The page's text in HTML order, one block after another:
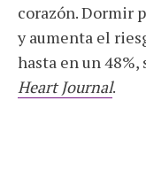
corazón. Dormir
y aumenta el
hasta en un
Heart Journal.